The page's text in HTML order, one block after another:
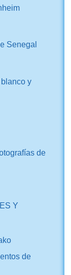
Senegal
y
de
Y
de